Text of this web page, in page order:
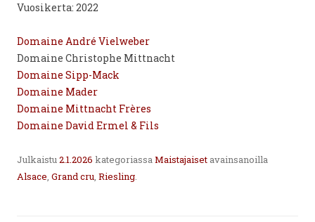
Vuosikerta: 2022
Domaine André Vielweber
Domaine Christophe Mittnacht
Domaine Sipp-Mack
Domaine Mader
Domaine Mittnacht Frères
Domaine David Ermel & Fils
Julkaistu2.1.2026 kategoriassaMaistajaiset avainsanoilla
Alsace, Grand cru, Riesling.